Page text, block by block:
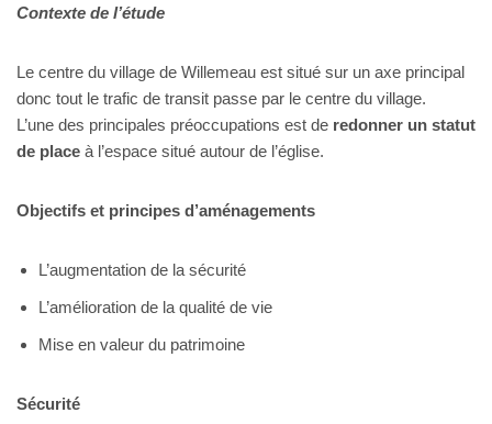
Contexte de l’étude
Le centre du village de Willemeau est situé sur un axe principal
donc tout le trafic de transit passe par le centre du village.
L’une des principales préoccupations est de redonner un statut
de place à l’espace situé autour de l’église.
Objectifs et principes d’aménagements
L’augmentation de la sécurité
L’amélioration de la qualité de vie
Mise en valeur du patrimoine
Sécurité